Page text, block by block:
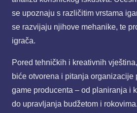
se upoznaju s različitim vrstama
se razvijaju njihove mehanike, te
igrača.
Pored tehničkih i kreativnih
biće otvorena i pitanja organizacije
game producenta – od planiranja i
do upravljanja budžetom i